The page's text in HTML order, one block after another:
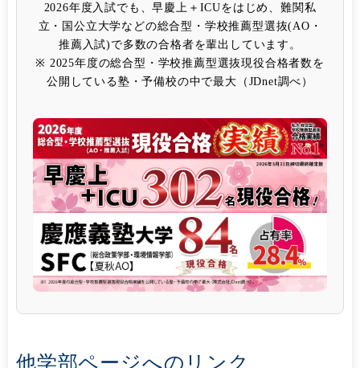
2026年度入試でも、早慶上＋ICUをはじめ、難関私
立・国公立大学などの総合型・学校推薦型選抜(AO・
推薦入試)で多数の合格者を輩出しています。
※ 2025年度の総合型・学校推薦型選抜現役合格者数を
公開している塾・予備校の中で最大（JDnet調べ）
他学部ページへのリンク